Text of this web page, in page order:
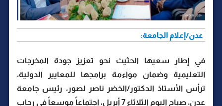
عدن/إعلام الجامعة:
في إطار سعيها الحثيث نحو تعزيز جودة المخرجات
التعليمية وضمان مواءمة برامجها للمعايير الدولية،
ترأس الأستاذ الدكتور/الخضر ناصر لصور، رئيس جامعة
عدن، صباح اليوم الثلاثاء 7 أبريل، اجتماعاً موسعاً في رحاب